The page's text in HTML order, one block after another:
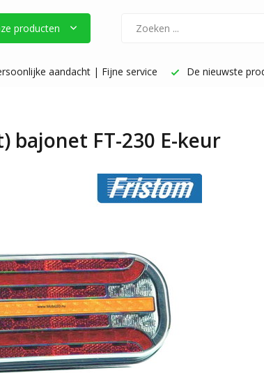
producten
aandacht | Fijne service De nieuwste
FT-230 E-keur